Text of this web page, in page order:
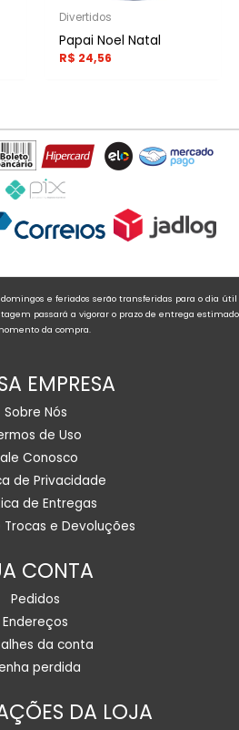
Divertidos
Papai Noel Natal
R$ 24,56
e feriados serão transferidas para o dia útil
passará a vigorar o prazo de entrega estimado
da compra.
EMPRESA
Sobre Nós
de Uso
Conosco
de Privacidade
de Entregas
e Devoluções
CONTA
Pedidos
Endereços
da conta
perdida
DA LOJA